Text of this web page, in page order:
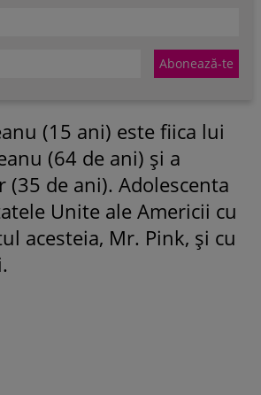
(15 ani) este fiica lui
(64 de ani) și a
(35 de ani). Adolescenta
Unite ale Americii cu
acesteia, Mr. Pink, și cu